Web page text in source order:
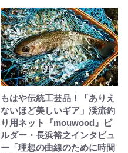
もはや伝統工芸品！「ありえ
ないほど美しいギア」渓流釣
り用ネット『mouwood』ビ
ルダー・長浜裕之インタビュ
ー「理想の曲線のために時間